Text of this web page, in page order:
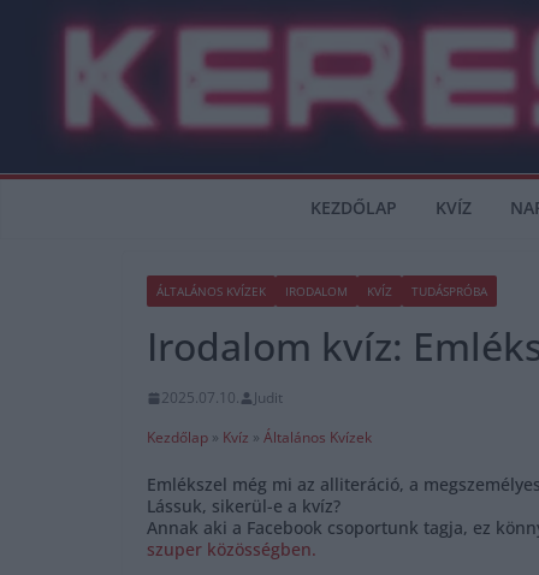
KEZDŐLAP KVÍZ
ÁLTALÁNOS KVÍZEK IRODALOM KVÍZ TUDÁSPRÓBA
Irodalom kvíz:
2025.07.10.
Judit
Kezdőlap » Kvíz » Általános Kvízek
Emlékszel még mi az alliteráció, a
Lássuk, sikerül-e a kvíz?
Annak aki a Facebook csoportunk tagja, ez
szuper közösségben.